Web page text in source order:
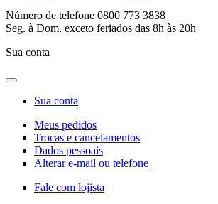
Número de telefone 0800 773 3838
Seg. à Dom. exceto feriados das 8h às 20h
Sua conta
Sua conta
Meus pedidos
Trocas e cancelamentos
Dados pessoais
Alterar e-mail ou telefone
Fale com lojista